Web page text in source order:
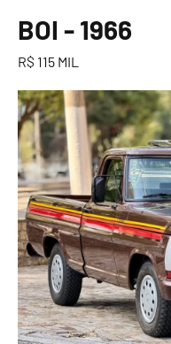
BOI - 1966
R$ 115 MIL